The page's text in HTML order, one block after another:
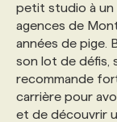
petit studio à un
agences de
années de pige.
son lot de défis,
recommande
carrière pour
et de découvrir